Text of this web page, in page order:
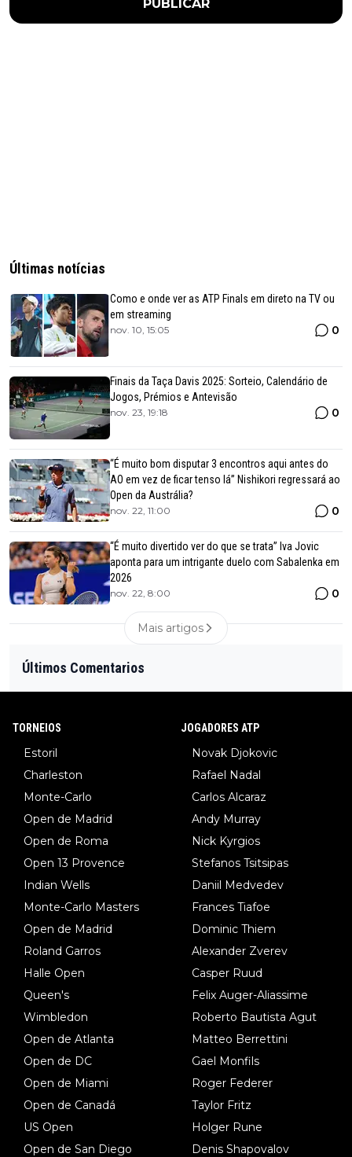
PUBLICAR
Últimas notícias
Como e onde ver as ATP Finals em direto na TV ou
em streaming
nov. 10, 15:05 0
Finais da Taça Davis 2025: Sorteio, Calendário de
Jogos, Prémios e Antevisão
nov. 23, 19:18 0
“É muito bom disputar 3 encontros aqui antes do
AO em vez de ficar tenso lá” Nishikori regressará ao
Open da Austrália?
nov. 22, 11:00 0
“É muito divertido ver do que se trata” Iva Jovic
aponta para um intrigante duelo com Sabalenka em
2026
nov. 22, 8:00 0
Mais artigos
Últimos Comentarios
TORNEIOS
Estoril
Charleston
Monte-Carlo
Open de Madrid
Open de Roma
Open 13 Provence
Indian Wells
Monte-Carlo Masters
Open de Madrid
Roland Garros
Halle Open
Queen's
Wimbledon
Open de Atlanta
Open de DC
Open de Miami
Open de Canadá
US Open
Open de San Diego
JOGADORES ATP
Novak Djokovic
Rafael Nadal
Carlos Alcaraz
Andy Murray
Nick Kyrgios
Stefanos Tsitsipas
Daniil Medvedev
Frances Tiafoe
Dominic Thiem
Alexander Zverev
Casper Ruud
Felix Auger-Aliassime
Roberto Bautista Agut
Matteo Berrettini
Gael Monfils
Roger Federer
Taylor Fritz
Holger Rune
Denis Shapovalov